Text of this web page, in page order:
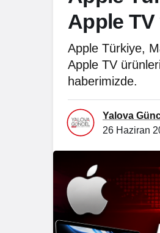
Apple
Apple Türkiye,
Apple TV
haberimizde.
Yalova
26 Haziran